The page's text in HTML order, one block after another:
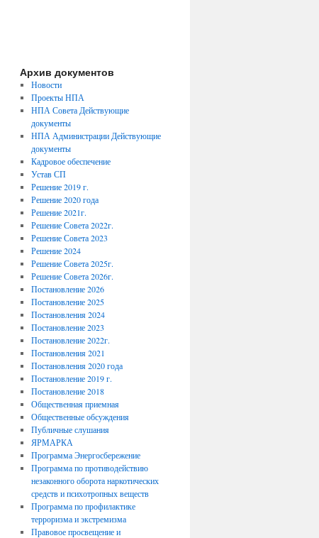
Архив документов
Новости
Проекты НПА
НПА Совета Действующие
документы
НПА Администрации Действующие
документы
Кадровое обеспечение
Устав СП
Решение 2019 г.
Решение 2020 года
Решение 2021г.
Решение Совета 2022г.
Решение Совета 2023
Решение 2024
Решение Совета 2025г.
Решение Совета 2026г.
Постановление 2026
Постановление 2025
Постановления 2024
Постановление 2023
Постановление 2022г.
Постановления 2021
Постановления 2020 года
Постановление 2019 г.
Постановление 2018
Общественная приемная
Общественные обсуждения
Публичные слушания
ЯРМАРКА
Программа Энергосбережение
Программа по противодействию
незаконного оборота наркотических
средств и психотропных веществ
Программа по профилактике
терроризма и экстремизма
Правовое просвещение и